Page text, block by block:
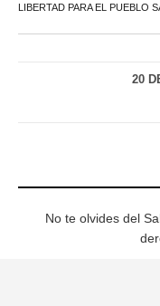
LIBERTAD PARA EL PUEBLO
20
No te olvides del